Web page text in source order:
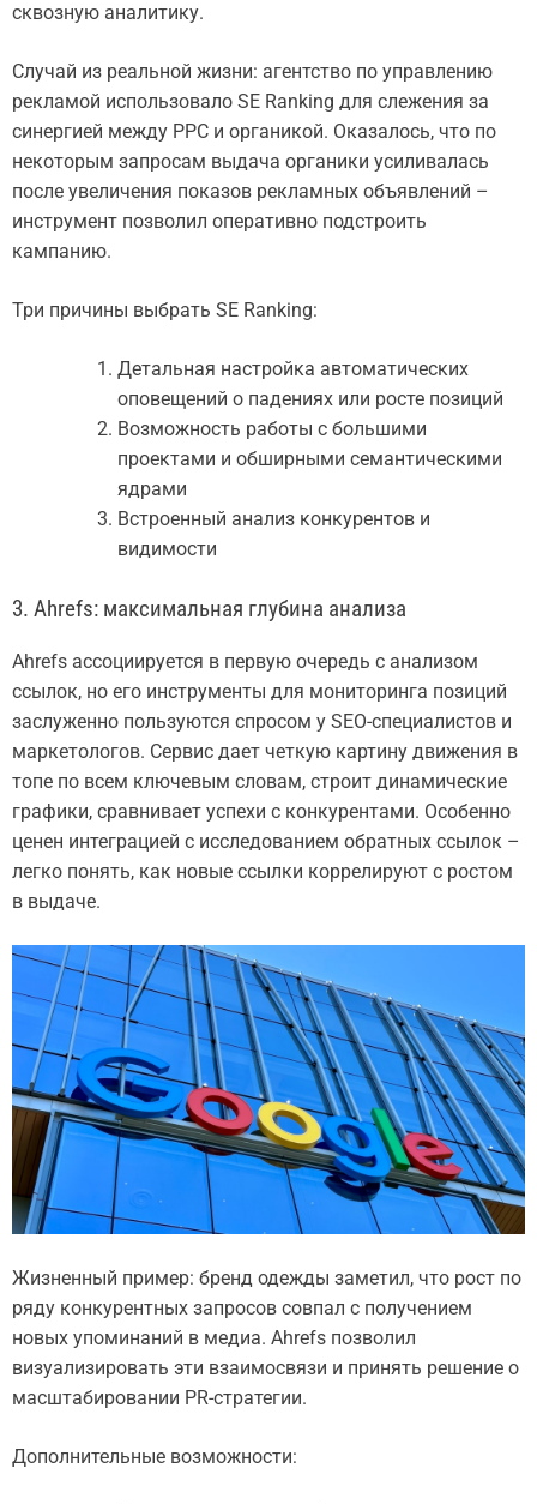
сквозную аналитику.
Случай из реальной жизни: агентство по управлению
рекламой использовало SE Ranking для слежения за
синергией между PPC и органикой. Оказалось, что по
некоторым запросам выдача органики усиливалась
после увеличения показов рекламных объявлений –
инструмент позволил оперативно подстроить
кампанию.
Три причины выбрать SE Ranking:
Детальная настройка автоматических
оповещений о падениях или росте позиций
Возможность работы с большими
проектами и обширными семантическими
ядрами
Встроенный анализ конкурентов и
видимости
3. Ahrefs: максимальная глубина анализа
Ahrefs ассоциируется в первую очередь с анализом
ссылок, но его инструменты для мониторинга позиций
заслуженно пользуются спросом у SEO-специалистов и
маркетологов. Сервис дает четкую картину движения в
топе по всем ключевым словам, строит динамические
графики, сравнивает успехи с конкурентами. Особенно
ценен интеграцией с исследованием обратных ссылок –
легко понять, как новые ссылки коррелируют с ростом
в выдаче.
Жизненный пример: бренд одежды заметил, что рост по
ряду конкурентных запросов совпал с получением
новых упоминаний в медиа. Ahrefs позволил
визуализировать эти взаимосвязи и принять решение о
масштабировании PR-стратегии.
Дополнительные возможности: